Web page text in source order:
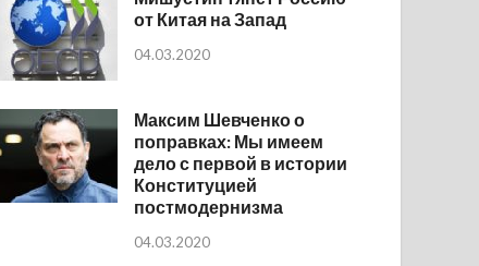
от Китая на Запад
04.03.2020
Максим Шевченко о
поправках: Мы имеем
дело с первой в истории
Конституцией
постмодернизма
04.03.2020